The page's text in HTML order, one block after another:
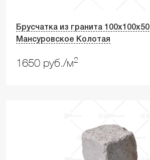
Брусчатка из гранита 100х100х50
Мансуровское Колотая
1650 руб./м2